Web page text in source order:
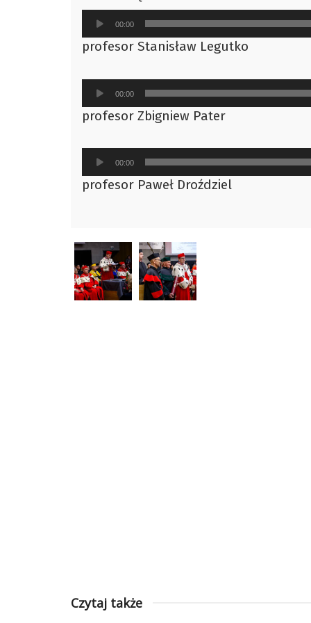
Odtwarzacz
plików
dźwiękowych
00:00
profesor Stanisław Legutko
Odtwarzacz
plików
dźwiękowych
00:00
profesor Zbigniew Pater
Odtwarzacz
plików
dźwiękowych
00:00
profesor Paweł Droździel
Czytaj także